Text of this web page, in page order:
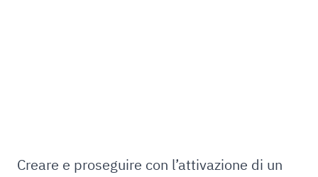
Creare e proseguire con l’attivazione di un